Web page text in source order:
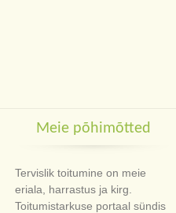
Meie põhimõtted
Tervislik toitumine on meie
eriala, harrastus ja kirg.
Toitumistarkuse portaal sündis